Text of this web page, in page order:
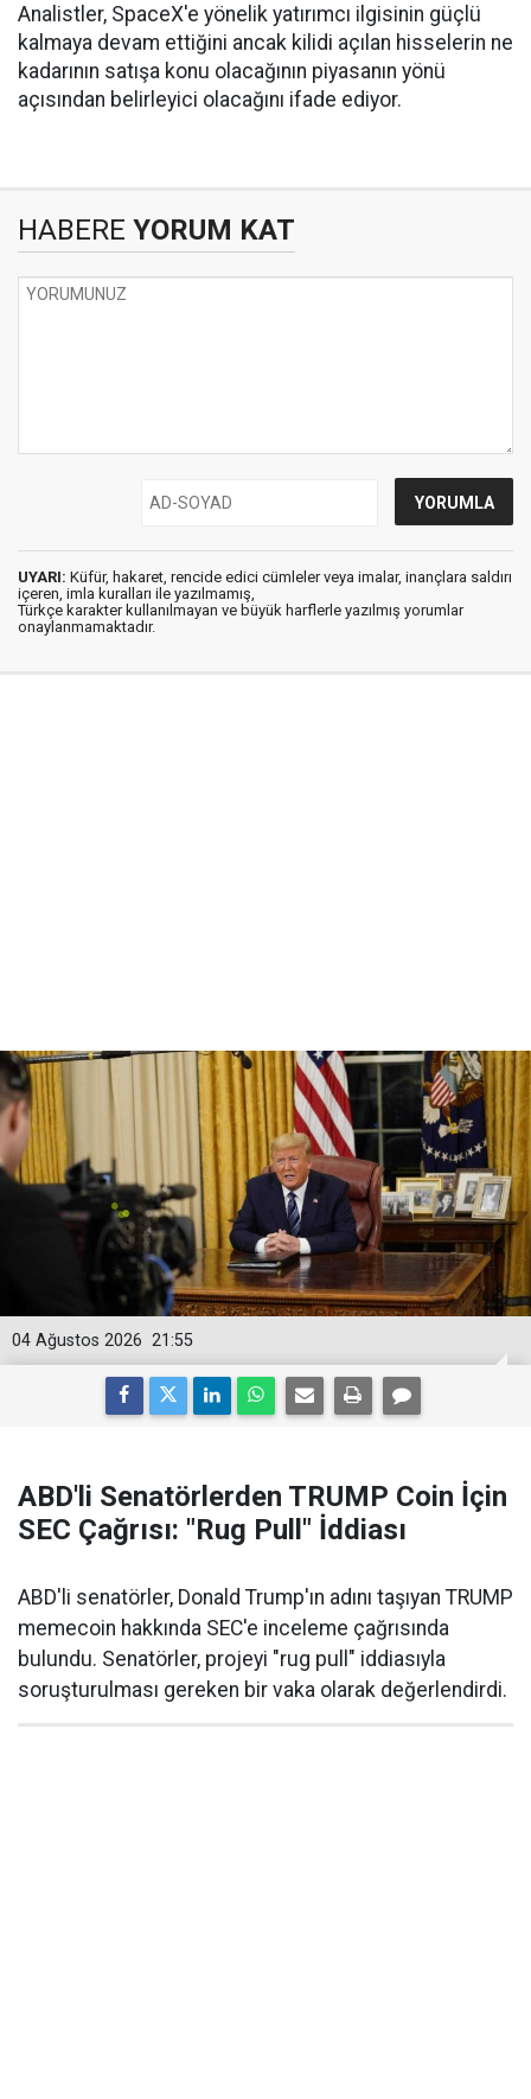
Analistler, SpaceX'e yönelik yatırımcı ilgisinin güçlü
kalmaya devam ettiğini ancak kilidi açılan hisselerin ne
kadarının satışa konu olacağının piyasanın yönü
açısından belirleyici olacağını ifade ediyor.
HABERE YORUM KAT
UYARI: Küfür, hakaret, rencide edici cümleler veya imalar, inançlara saldırı
içeren, imla kuralları ile yazılmamış,
Türkçe karakter kullanılmayan ve büyük harflerle yazılmış yorumlar
onaylanmamaktadır.
21:55
04 Ağustos 2026
ABD'li Senatörlerden TRUMP Coin İçin
SEC Çağrısı: "Rug Pull" İddiası
ABD'li senatörler, Donald Trump'ın adını taşıyan TRUMP
memecoin hakkında SEC'e inceleme çağrısında
bulundu. Senatörler, projeyi "rug pull" iddiasıyla
soruşturulması gereken bir vaka olarak değerlendirdi.